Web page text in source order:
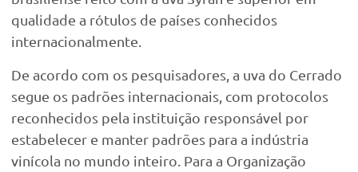
qualidade a rótulos de países conhecidos
internacionalmente.
De acordo com os pesquisadores, a uva do Cerrado
segue os padrões internacionais, com protocolos
reconhecidos pela instituição responsável por
estabelecer e manter padrões para a indústria
vinícola no mundo inteiro. Para a Organização